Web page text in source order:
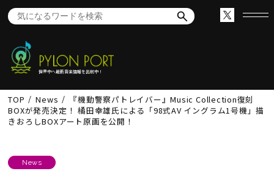
世界中へ最新音楽情報を出航中！
TOP News
『機動警察パトレイバー』Music Collection復刻
BOXが発売決定！ 橘田幸雄氏による「98式AV イングラム1号機」描
きおろしBOXアート原画を公開！
News